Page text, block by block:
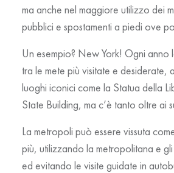
ma anche nel maggiore utilizzo dei
pubblici e spostamenti a piedi ove
Un esempio? New York! Ogni
tra le mete più visitate e desiderate,
luoghi iconici come la Statua della
State Building, ma c’è tanto oltre ai
La metropoli può essere vissuta
più, utilizzando la metropolitana e
ed evitando le visite guidate in